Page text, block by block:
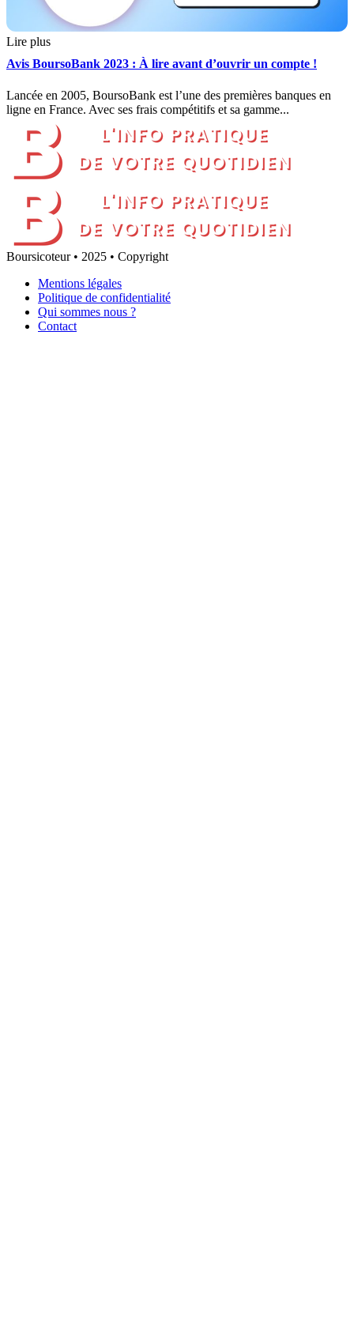
Lire plus
Avis BoursoBank 2023 : À lire avant d’ouvrir un compte !
Lancée en 2005, BoursoBank est l’une des premières banques en
ligne en France. Avec ses frais compétitifs et sa gamme...
Boursicoteur • 2025 • Copyright
Mentions légales
Politique de confidentialité
Qui sommes nous ?
Contact